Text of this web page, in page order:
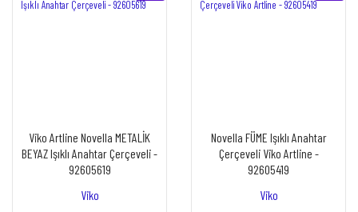
Viko Artline Novella METALİK
BEYAZ Işıklı Anahtar Çerçeveli -
92605619
Viko
Novella FÜME Işıklı Anahtar
Çerçeveli Viko Artline -
92605419
Viko